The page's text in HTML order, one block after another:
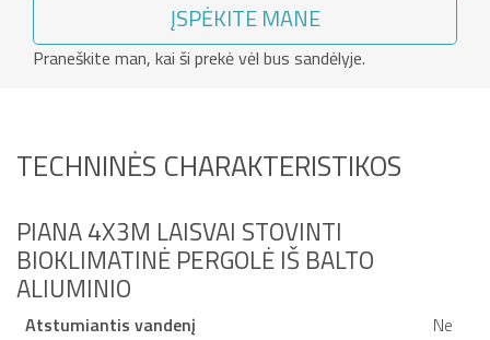
ĮSPĖKITE MANE
Praneškite man, kai ši prekė vėl bus sandėlyje.
TECHNINĖS CHARAKTERISTIKOS
PIANA 4X3M LAISVAI STOVINTI
BIOKLIMATINĖ PERGOLĖ IŠ BALTO
ALIUMINIO
Atstumiantis vandenį
Ne